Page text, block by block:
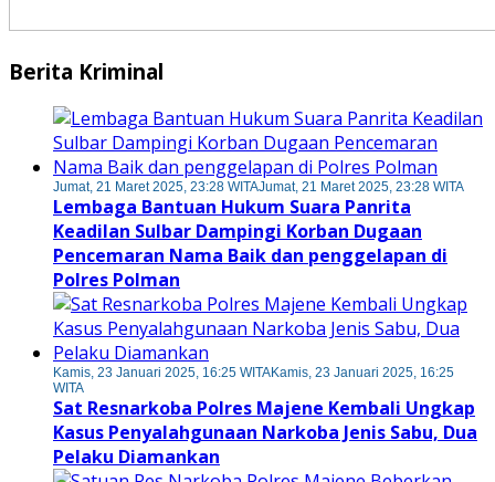
Berita Kriminal
Jumat, 21 Maret 2025, 23:28 WITAJumat, 21 Maret 2025, 23:28 WITA
Lembaga Bantuan Hukum Suara Panrita
Keadilan Sulbar Dampingi Korban Dugaan
Pencemaran Nama Baik dan penggelapan di
Polres Polman
Kamis, 23 Januari 2025, 16:25 WITAKamis, 23 Januari 2025, 16:25
WITA
Sat Resnarkoba Polres Majene Kembali Ungkap
Kasus Penyalahgunaan Narkoba Jenis Sabu, Dua
Pelaku Diamankan